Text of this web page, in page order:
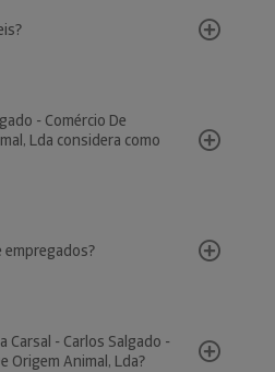
- Comércio De
Lda considera como
empregados?
Carsal - Carlos Salgado -
Origem Animal, Lda?